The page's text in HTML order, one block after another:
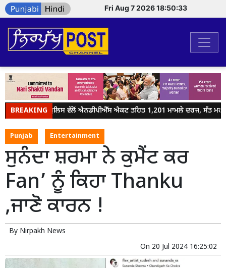
Fri Aug 7 2026 18:50:33
BREAKING
ਜਲੰਧਰ ਪੁਲਿਸ ਵੱਲੋਂ ਐਨਡੀਪੀਐੱਸ ਐਕਟ ਤਹਿਤ 1,201 ਮਾਮਲੇ ਦਰਜ, ਸੱਤ
Punjab Entertainment
ਸੁਨੰਦਾ ਸ਼ਰਮਾ ਨੇ ਕੁਮੈਂਟ ਕਰ
Fan’ ਨੂੰ ਕਿਹਾ Thanku
,ਜਾਣੋ ਕਾਰਨ !
By Nirpakh News
On 20 Jul 2024 16:25:02